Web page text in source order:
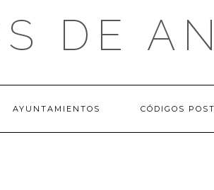
DE
AYUNTAMIENTOS CÓDIGOS